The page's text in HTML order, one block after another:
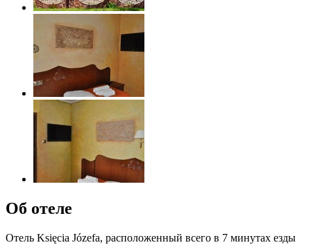
Об отеле
Отель Księcia Józefa, расположенный всего в 7 минутах езды